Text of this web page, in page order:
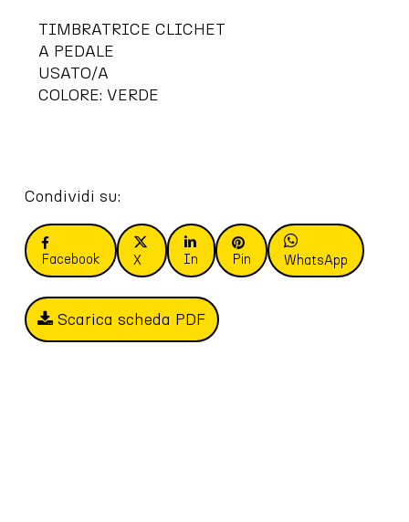
TIMBRATRICE CLICHET
A PEDALE
USATO/A
COLORE: VERDE
Condividi su:
Facebook X In Pin WhatsApp
Scarica scheda PDF